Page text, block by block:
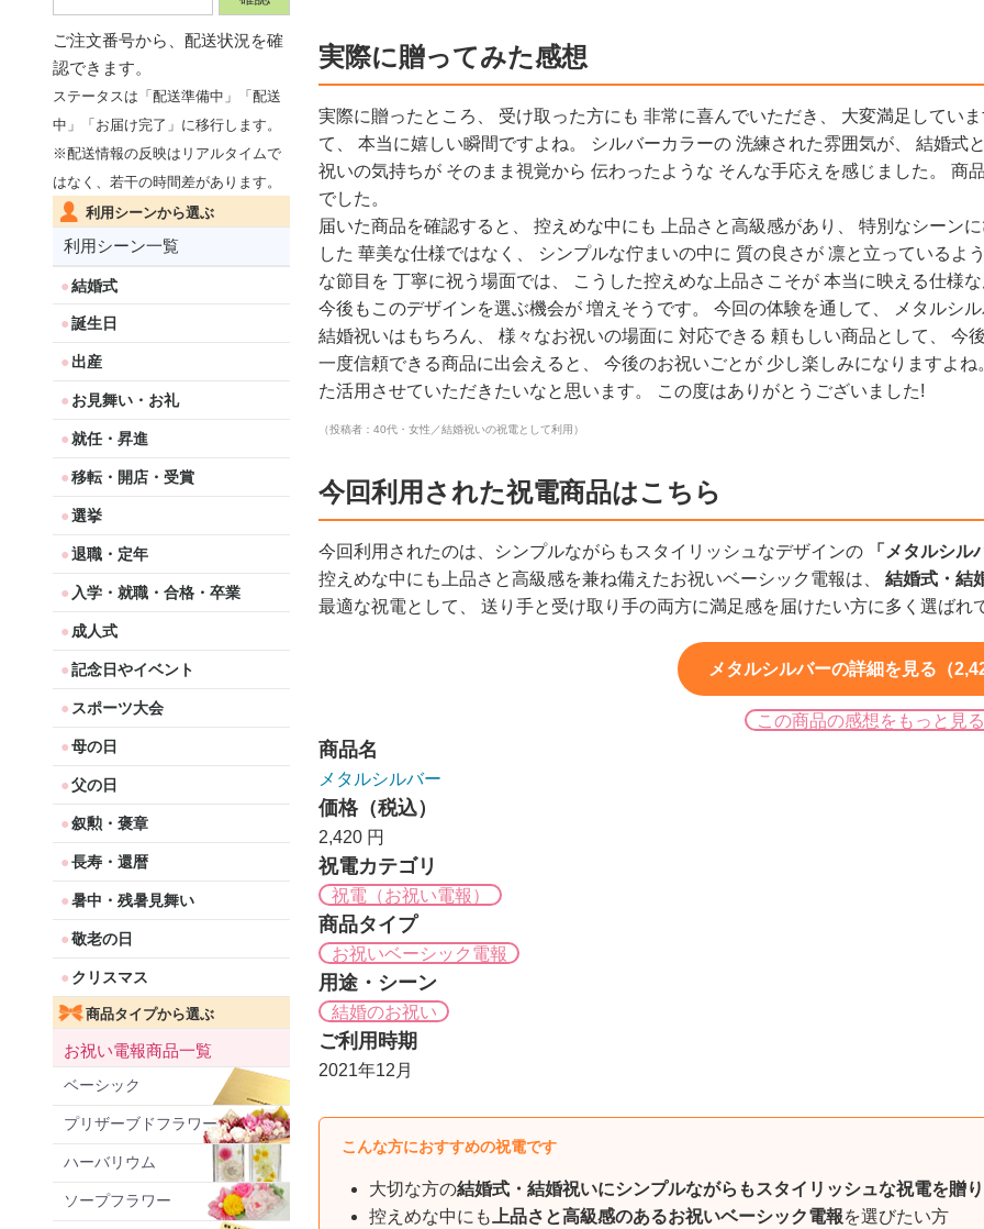
ご注文番号から、 配送状況を確
認できます。
ステータスは「配送準備中」「配送
中」「お届け完了」に移行します。
※配送情報の反映はリアルタイムで
はなく、若干の時間差があります。
利用シーンから選ぶ
利用シーン一覧
結婚式
誕生日
出産
お見舞い・お礼
就任・昇進
移転・開店・受賞
選挙
退職・定年
入学・就職・合格・卒業
成人式
記念日やイベント
スポーツ大会
母の日
父の日
叙勲・褒章
長寿・還暦
暑中・残暑見舞い
敬老の日
クリスマス
商品タイプから選ぶ
お祝い電報商品一覧
ベーシック
プリザーブドフラワー
ハーバリウム
ソープフラワー
実際に贈ってみた感想
実際に贈ったところ、 受け取った方にも 非常に喜んでいただき、 大変満足してい
て、 本当に嬉しい瞬間ですよね。 シルバーカラーの 洗練された雰囲気が、 結婚式
祝いの気持ちが そのまま視覚から 伝わったような そんな手応えを感じました。 商
でした。
届いた商品を確認すると、 控えめな中にも 上品さと高級感があり、 特別なシーン
した 華美な仕様ではなく、 シンプルな佇まいの中に 質の良さが 凛と立っているよ
な節目を 丁寧に祝う場面では、 こうした控えめな上品さこそが 本当に映える仕様な
今後もこのデザインを選ぶ機会が 増えそうです。 今回の体験を通して、 メタルシ
結婚祝いはもちろん、 様々なお祝いの場面に 対応できる 頼もしい商品として、 今
一度信頼できる商品に出会えると、 今後のお祝いごとが 少し楽しみになりますよ
た活用させていただきたいなと思います。 この度はありがとうございました!
（投稿者：40代・女性／結婚祝いの祝電として利用）
今回利用された祝電商品はこちら
今回利用されたのは、シンプルながらもスタイリッシュなデザインの 「メタルシル
控えめな中にも上品さと高級感を兼ね備えたお祝いベーシック電報は、 結婚式・結
最適な祝電として、 送り手と受け取り手の両方に満足感を届けたい方に多く選ばれ
メタルシルバーの詳細を見る（
この商品の感想をもっと見る
商品名
メタルシルバー
価格（税込）
2,420 円
祝電カテゴリ
祝電（お祝い電報）
商品タイプ
お祝いベーシック電報
用途・シーン
結婚のお祝い
ご利用時期
2021年12月
こんな方におすすめの祝電です
大切な方の結婚式・結婚祝いにシンプルながらもスタイリッシュな祝電を贈
控えめな中にも
上品さと高級感のあるお祝いベーシック電報を選びたい方